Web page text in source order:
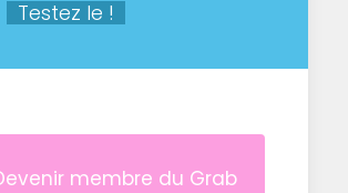
Testez le !
membre du Grab